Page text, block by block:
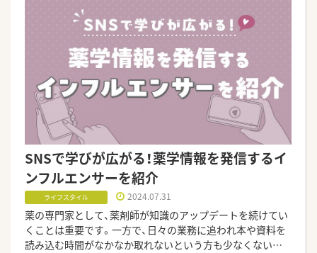
SNSで学びが広がる！薬学情報を発信するイ
ンフルエンサーを紹介
ライフスタイル 2024.07.31
薬の専門家として、薬剤師が知識のアップデートを続けてい
くことは重要です。一方で、日々の業務に追われ本や資料を
読み込む時間がなかなか取れないという方も少なくないで